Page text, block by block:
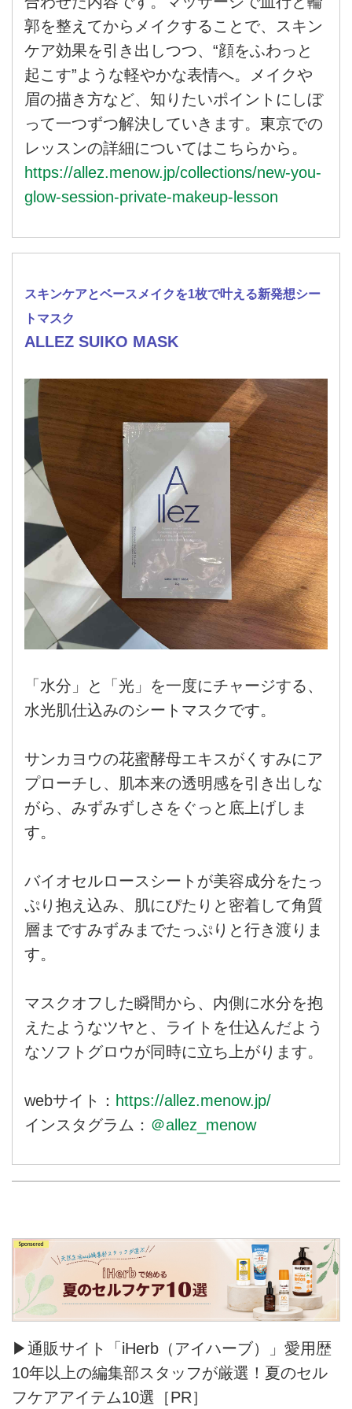
郭を整えてからメイクすることで、スキン
ケア効果を引き出しつつ、“顔をふわっと
起こす”ような軽やかな表情へ。メイクや
眉の描き方など、知りたいポイントにしぼ
って一つずつ解決していきます。東京での
レッスンの詳細についてはこちらから。
https://allez.menow.jp/collections/new-you-
glow-session-private-makeup-lesson
スキンケアとベースメイクを1枚で叶える新発想シー
トマスク
ALLEZ SUIKO MASK
「水分」と「光」を一度にチャージする、
水光肌仕込みのシートマスクです。
サンカヨウの花蜜酵母エキスがくすみにア
プローチし、肌本来の透明感を引き出しな
がら、みずみずしさをぐっと底上げしま
す。
バイオセルロースシートが美容成分をたっ
ぷり抱え込み、肌にぴたりと密着して角質
層まですみずみまでたっぷりと行き渡りま
す。
マスクオフした瞬間から、内側に水分を抱
えたようなツヤと、ライトを仕込んだよう
なソフトグロウが同時に立ち上がります。
webサイト： https://allez.menow.jp/
インスタグラム： ＠allez_menow
▶通販サイト「iHerb（アイハーブ）」愛用歴
10年以上の編集部スタッフが厳選！夏のセル
フケアアイテム10選［PR］